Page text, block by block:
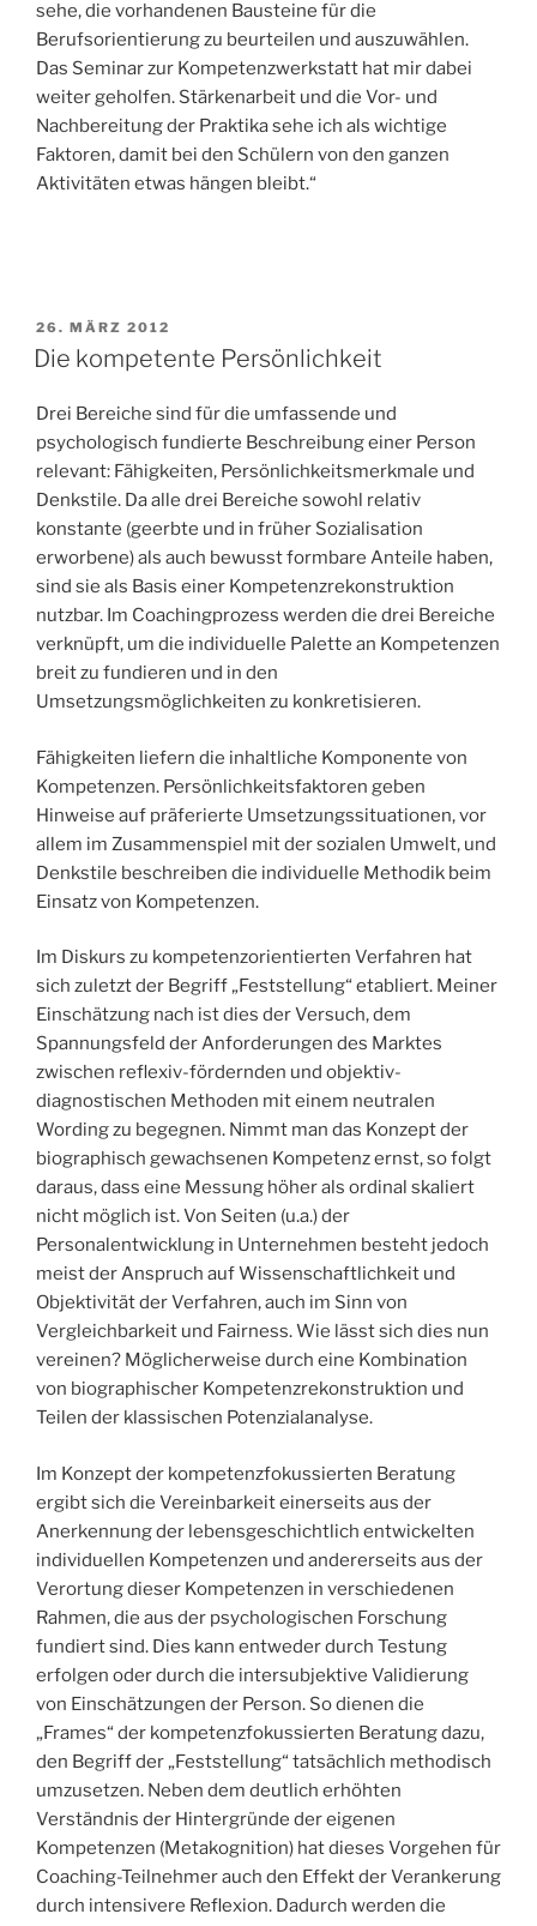
sehe, die vorhandenen Bausteine für die
Berufsorientierung zu beurteilen und auszuwählen.
Das Seminar zur Kompetenzwerkstatt hat mir dabei
weiter geholfen. Stärkenarbeit und die Vor- und
Nachbereitung der Praktika sehe ich als wichtige
Faktoren, damit bei den Schülern von den ganzen
Aktivitäten etwas hängen bleibt.“
VERÖFFENTLICHT
AM
26. MÄRZ 2012
Die kompetente Persönlichkeit
Drei Bereiche sind für die umfassende und
psychologisch fundierte Beschreibung einer Person
relevant: Fähigkeiten, Persönlichkeitsmerkmale und
Denkstile. Da alle drei Bereiche sowohl relativ
konstante (geerbte und in früher Sozialisation
erworbene) als auch bewusst formbare Anteile haben,
sind sie als Basis einer Kompetenzrekonstruktion
nutzbar. Im Coachingprozess werden die drei Bereiche
verknüpft, um die individuelle Palette an Kompetenzen
breit zu fundieren und in den
Umsetzungsmöglichkeiten zu konkretisieren.
Fähigkeiten liefern die inhaltliche Komponente von
Kompetenzen. Persönlichkeitsfaktoren geben
Hinweise auf präferierte Umsetzungssituationen, vor
allem im Zusammenspiel mit der sozialen Umwelt, und
Denkstile beschreiben die individuelle Methodik beim
Einsatz von Kompetenzen.
Im Diskurs zu kompetenzorientierten Verfahren hat
sich zuletzt der Begriff „Feststellung“ etabliert. Meiner
Einschätzung nach ist dies der Versuch, dem
Spannungsfeld der Anforderungen des Marktes
zwischen reflexiv-fördernden und objektiv-
diagnostischen Methoden mit einem neutralen
Wording zu begegnen. Nimmt man das Konzept der
biographisch gewachsenen Kompetenz ernst, so folgt
daraus, dass eine Messung höher als ordinal skaliert
nicht möglich ist. Von Seiten (u.a.) der
Personalentwicklung in Unternehmen besteht jedoch
meist der Anspruch auf Wissenschaftlichkeit und
Objektivität der Verfahren, auch im Sinn von
Vergleichbarkeit und Fairness. Wie lässt sich dies nun
vereinen? Möglicherweise durch eine Kombination
von biographischer Kompetenzrekonstruktion und
Teilen der klassischen Potenzialanalyse.
Im Konzept der kompetenzfokussierten Beratung
ergibt sich die Vereinbarkeit einerseits aus der
Anerkennung der lebensgeschichtlich entwickelten
individuellen Kompetenzen und andererseits aus der
Verortung dieser Kompetenzen in verschiedenen
Rahmen, die aus der psychologischen Forschung
fundiert sind. Dies kann entweder durch Testung
erfolgen oder durch die intersubjektive Validierung
von Einschätzungen der Person. So dienen die
„Frames“ der kompetenzfokussierten Beratung dazu,
den Begriff der „Feststellung“ tatsächlich methodisch
umzusetzen. Neben dem deutlich erhöhten
Verständnis der Hintergründe der eigenen
Kompetenzen (Metakognition) hat dieses Vorgehen für
Coaching-Teilnehmer auch den Effekt der Verankerung
durch intensivere Reflexion. Dadurch werden die